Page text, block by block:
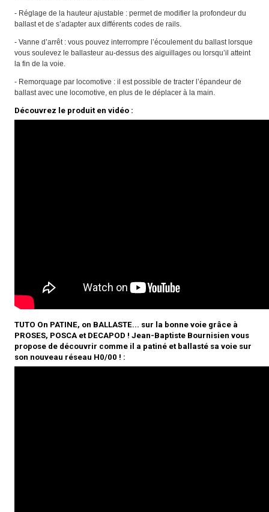
- Réglage de la hauteur ajustable : permet de modifier la profondeur du
ballast et de s’adapter aux différents codes de rails.
- Vanne d’arrêt : vous pouvez interrompre l’écoulement du ballast lorsque
vous soulevez le ballasteur au-dessus des aiguillages ou lorsqu’il atteint
la fin de la voie.
- Remorquage par locomotive : il est possible de tracter l’épandeur de
ballast avec une locomotive, en plus de le déplacer à la main.
Découvrez le produit en vidéo :
TUTO On PATINE, on BALLASTE... sur la bonne voie grâce à
PROSES, POSCA et DECAPOD ! Jean-Baptiste Bournisien vous
propose de découvrir comme il a patiné et ballasté sa voie sur
son nouveau réseau H0/00 ! :